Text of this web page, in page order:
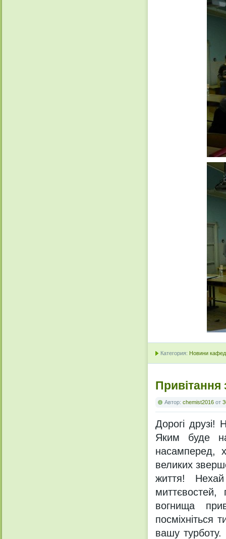
Категория: Новини
Привітання
Автор: chemist2016 от
Дорогі друзі!
Яким буде
насамперед,
великих
життя!
вогнища
посміхніться
вашу турботу.